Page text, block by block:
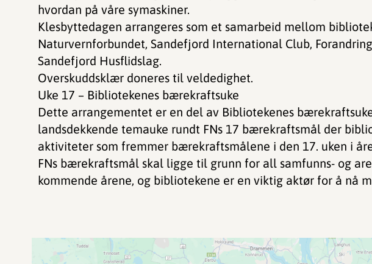
hvordan på våre symaskiner.
Klesbyttedagen arrangeres som et samarbeid mellom
Naturvernforbundet, Sandefjord International Club,
Sandefjord Husflidslag.
Overskuddsklær doneres til veldedighet.
Uke 17 – Bibliotekenes bærekraftsuke
Dette arrangementet er en del av Bibliotekenes
landsdekkende temauke rundt FNs 17 bærekraftsmål der
aktiviteter som fremmer bærekraftsmålene i den 17. uken i
FNs bærekraftsmål skal ligge til grunn for all samfunns- og
kommende årene, og bibliotekene er en viktig aktør for å nå